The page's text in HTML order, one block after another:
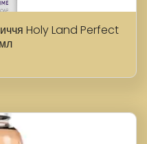
Holy Land Perfect